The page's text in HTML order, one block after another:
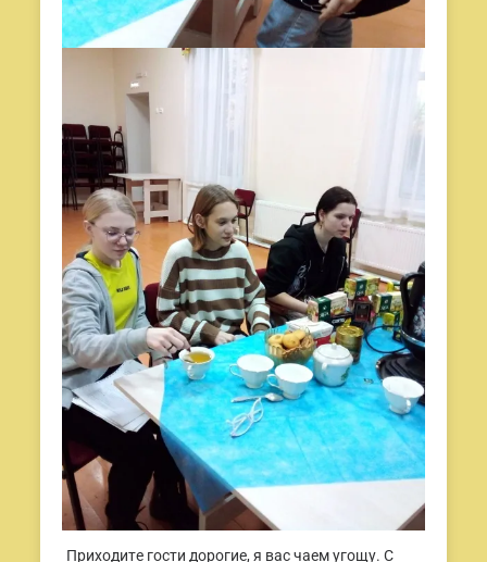
Приходите гости дорогие, я вас чаем угощу. С